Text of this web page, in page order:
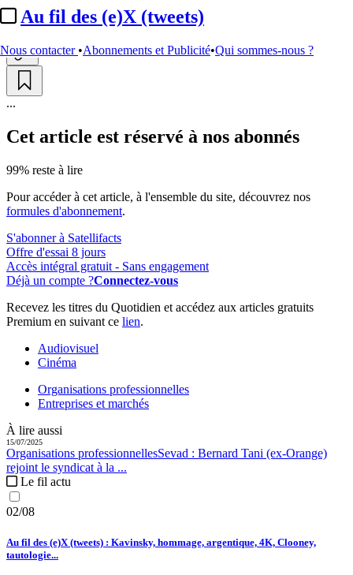
Au fil des (e)X (tweets)
Nous contacter •Abonnements et Publicité•Qui sommes-nous ?
Actualité n° 349844
...
Cet article est réservé à nos abonnés
99% reste à lire
Pour accéder à cet article, à l'ensemble du site, découvrez nos
formules d'abonnement.
S'abonner à Satellifacts
Offre d'essai 8 jours
Accès intégral gratuit - Sans engagement
Déjà un compte ?Connectez-vous
Recevez les titres du Quotidien et accédez aux articles gratuits
Premium en suivant ce lien.
Audiovisuel
Cinéma
Organisations professionnelles
Entreprises et marchés
À lire aussi
15/07/2025
Organisations professionnellesSevad : Bernard Tani (ex-Orange)
rejoint le syndicat à la ...
Le fil actu
02/08
Au fil des (e)X (tweets) : Kavinsky, hommage, argentique, 4K, Clooney,
tautologie...